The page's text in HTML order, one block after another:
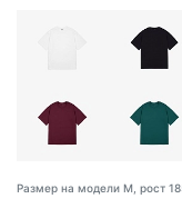
Размер на модели M, рост